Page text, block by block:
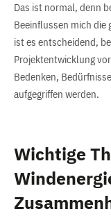
Das ist normal, denn
Beeinflussen mich die
ist es entscheidend,
Projektentwicklung
Bedenken,
aufgegriffen werden.
Wichtige